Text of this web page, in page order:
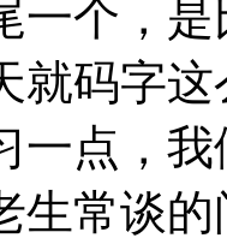
一个，
就码字
一点，
生常谈